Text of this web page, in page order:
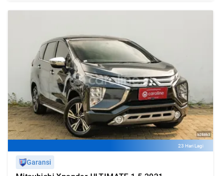
23 Hari Lagi
Garansi